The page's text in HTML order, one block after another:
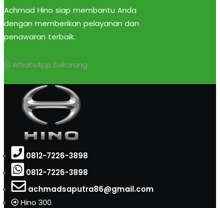
Achmad Hino siap membantu Anda
dengan memberikan pelayanan dan
penawaran terbaik.
WhatsApp Sekarang
0812-7226-3898
0812-7226-3898
achmadsaputra86@gmail.com
Hino 300